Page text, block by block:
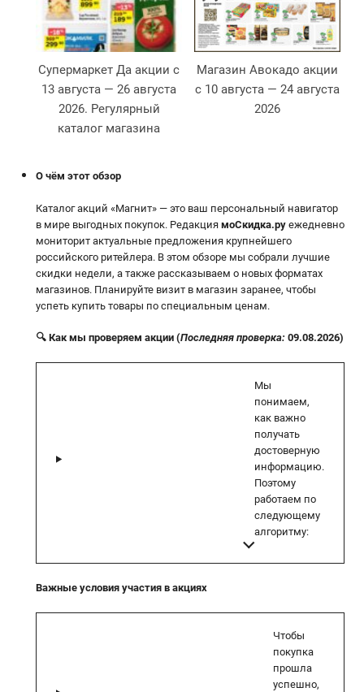
Супермаркет Да акции с
13 августа — 26 августа
2026. Регулярный
каталог магазина
Магазин Авокадо акции
с 10 августа — 24 августа
2026
О чём этот обзор
Каталог акций «Магнит» — это ваш персональный навигатор
в мире выгодных покупок. Редакция моСкидка.ру ежедневно
мониторит актуальные предложения крупнейшего
российского ритейлера. В этом обзоре мы собрали лучшие
скидки недели, а также рассказываем о новых форматах
магазинов. Планируйте визит в магазин заранее, чтобы
успеть купить товары по специальным ценам.
🔍 Как мы проверяем акции (Последняя проверка: 09.08.2026)
Мы
понимаем,
как важно
получать
достоверную
информацию.
Поэтому
работаем по
следующему
алгоритму:
Важные условия участия в акциях
Чтобы
покупка
прошла
успешно,